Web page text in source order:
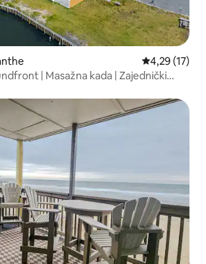
Prosječna
4,29 (17)
| Masažna kada | Zajednički